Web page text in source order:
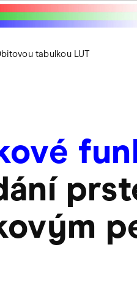
tabulkou LUT